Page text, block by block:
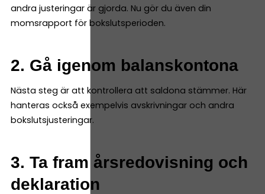
andra justeringar är gjorda. Nu gör du även din
momsrapport för bokslutsperioden.
2. Gå igenom balanskontona
Nästa steg är att kontrollera att saldona stämmer. Här
hanteras också exempelvis avskrivningar och andra
bokslutsjusteringar.
3. Ta fram årsredovisning och
deklaration